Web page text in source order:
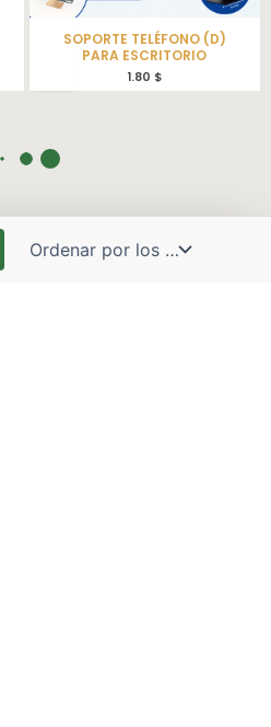
SOPORTE TELÉFONO (D)
PARA ESCRITORIO
1.80 $